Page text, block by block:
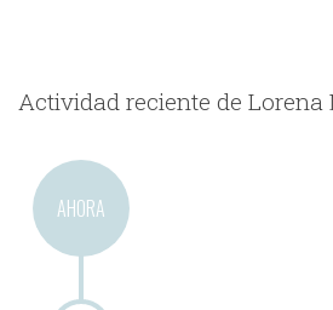
Actividad reciente de
AHORA